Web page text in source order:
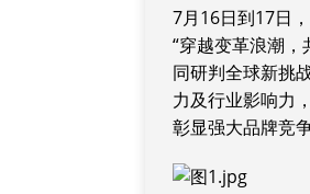
7月16日到17日
“穿越变革浪潮
同研判全球新挑
力及行业影响力
彰显强大品牌竞